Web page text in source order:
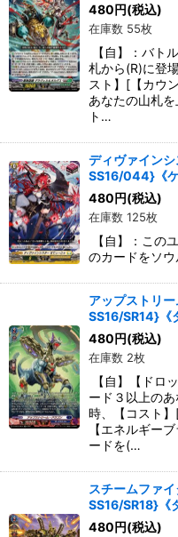
480円(税込)
在庫数 55枚
【自】：バト
札から(R)に登
スト】[【カウ
あなたの山札を
ト…
ディヴァイン
SS16/044}《ケ
480円(税込)
在庫数 125枚
【自】：この
のカードをソウ
アップストリ
SS16/SR14}《
480円(税込)
在庫数 2枚
【自】【ドロ
ード３以上の
時、【コスト
【エネルギー
ードを(…
スチームファ
SS16/SR18}《
480円(税込)